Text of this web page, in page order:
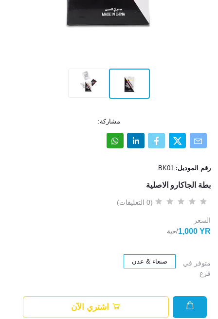
مشاركة:
رقم الموديل:
بطة الجاكارو الاصلية
(0 التعليقات)
السعر
1,000 YR/حبة
متوفر في
فرع
صنعاء & عدن
اشتري الآن